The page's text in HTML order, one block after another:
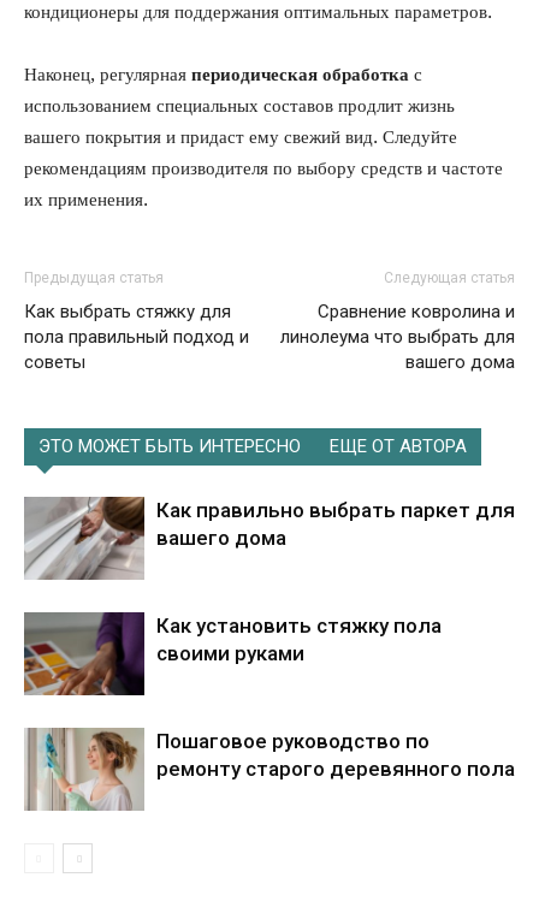
кондиционеры для поддержания оптимальных параметров.
Наконец, регулярная периодическая обработка с
использованием специальных составов продлит жизнь
вашего покрытия и придаст ему свежий вид. Следуйте
рекомендациям производителя по выбору средств и частоте
их применения.
Предыдущая статья
Как выбрать стяжку для
пола правильный подход и
советы
Следующая статья
Сравнение ковролина и
линолеума что выбрать для
вашего дома
ЭТО МОЖЕТ БЫТЬ ИНТЕРЕСНО ЕЩЕ ОТ АВТОРА
Как правильно выбрать паркет для
вашего дома
Как установить стяжку пола
своими руками
Пошаговое руководство по
ремонту старого деревянного пола